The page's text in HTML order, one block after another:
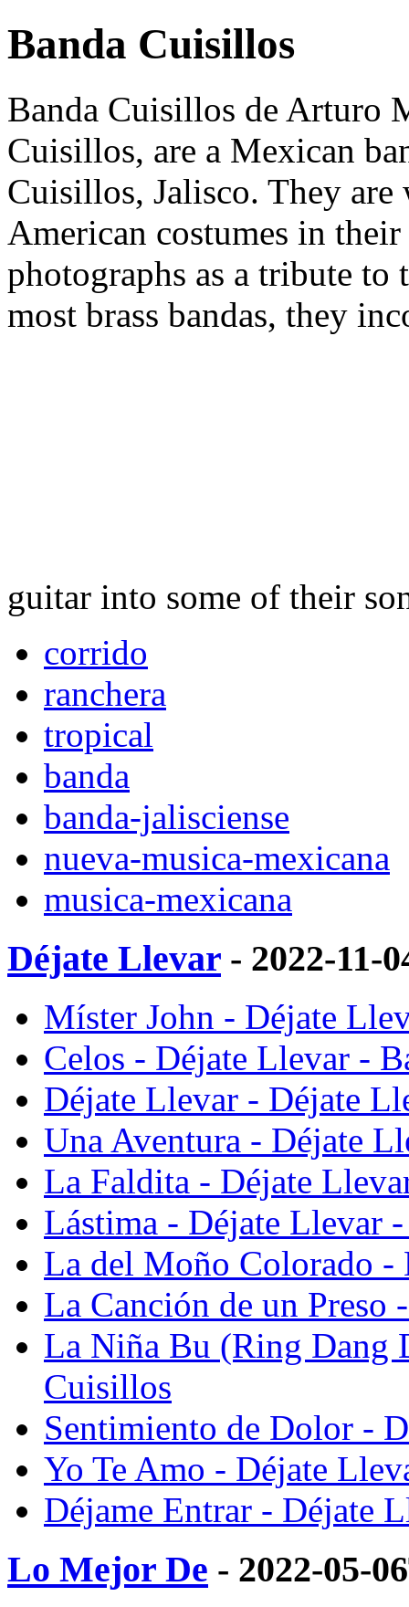
Banda Cuisillos
Banda Cuisillos de Arturo
Cuisillos, are a Mexican
Cuisillos, Jalisco. They
American costumes in
photographs as a tribute
most brass bandas, they
guitar into some of their
corrido
ranchera
tropical
banda
banda-jalisciense
nueva-musica-mexicana
musica-mexicana
Déjate Llevar - 2022-11-
Míster John - Déjate
Celos - Déjate Llevar -
Déjate Llevar - Déjate
Una Aventura - Déjate
La Faldita - Déjate
Lástima - Déjate Llevar
La del Moño Colorado -
La Canción de un
La Niña Bu (Ring Dang
Cuisillos
Sentimiento de Dolor -
Yo Te Amo - Déjate
Déjame Entrar - Déjate
Lo Mejor De - 2022-05-